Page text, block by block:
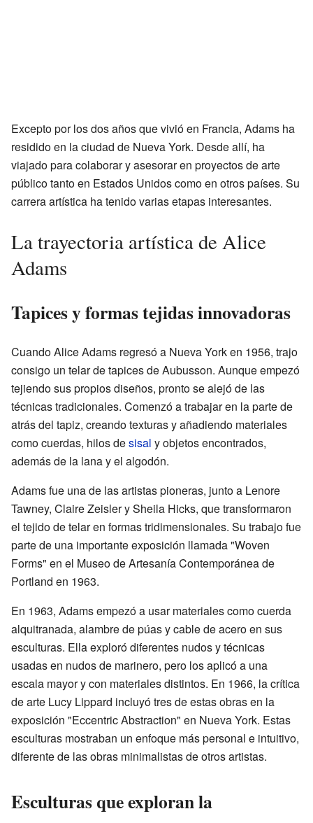
Excepto por los dos años que vivió en Francia, Adams ha
residido en la ciudad de Nueva York. Desde allí, ha
viajado para colaborar y asesorar en proyectos de arte
público tanto en Estados Unidos como en otros países. Su
carrera artística ha tenido varias etapas interesantes.
La trayectoria artística de Alice
Adams
Tapices y formas tejidas innovadoras
Cuando Alice Adams regresó a Nueva York en 1956, trajo
consigo un telar de tapices de Aubusson. Aunque empezó
tejiendo sus propios diseños, pronto se alejó de las
técnicas tradicionales. Comenzó a trabajar en la parte de
atrás del tapiz, creando texturas y añadiendo materiales
como cuerdas, hilos desisal y objetos encontrados,
además de la lana y el algodón.
Adams fue una de las artistas pioneras, junto a Lenore
Tawney, Claire Zeisler y Sheila Hicks, que transformaron
el tejido de telar en formas tridimensionales. Su trabajo fue
parte de una importante exposición llamada "Woven
Forms" en el Museo de Artesanía Contemporánea de
Portland en 1963.
En 1963, Adams empezó a usar materiales como cuerda
alquitranada, alambre de púas y cable de acero en sus
esculturas. Ella exploró diferentes nudos y técnicas
usadas en nudos de marinero, pero los aplicó a una
escala mayor y con materiales distintos. En 1966, la crítica
de arte Lucy Lippard incluyó tres de estas obras en la
exposición "Eccentric Abstraction" en Nueva York. Estas
esculturas mostraban un enfoque más personal e intuitivo,
diferente de las obras minimalistas de otros artistas.
Esculturas que exploran la